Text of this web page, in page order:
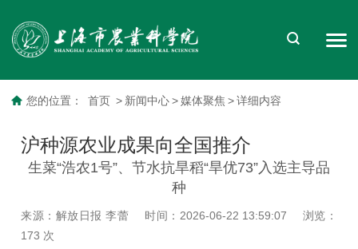
您的位置： 首页 > 新闻中心 > 媒体聚焦 > 详细内容
沪种源农业成果向全国推介
生菜“浩农1号”、节水抗旱稻“旱优73”入选主导品
种
来源：解放日报 李蕾 时间：2026-06-22 13:59:07
浏览：
173 次